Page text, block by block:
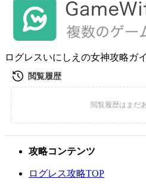
ログレスいにしえの女神攻略ガ
攻略コンテンツ
ログレス攻略TOP